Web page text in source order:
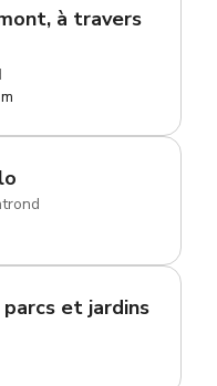
à travers
et jardins